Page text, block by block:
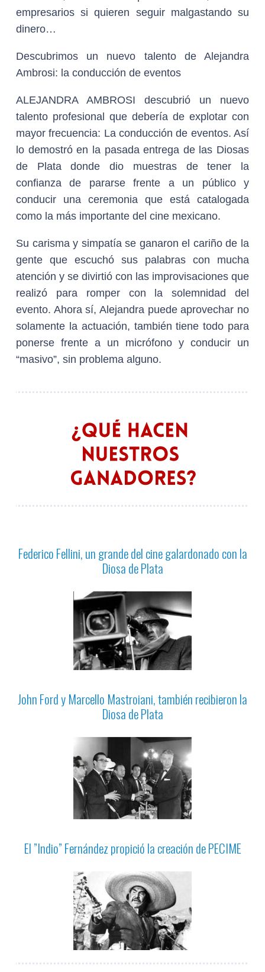
empresarios si quieren seguir malgastando su
dinero…
Descubrimos un nuevo talento de Alejandra
Ambrosi: la conducción de eventos
ALEJANDRA AMBROSI descubrió un nuevo
talento profesional que debería de explotar con
mayor frecuencia: La conducción de eventos. Así
lo demostró en la pasada entrega de las Diosas
de Plata donde dio muestras de tener la
confianza de pararse frente a un público y
conducir una ceremonia que está catalogada
como la más importante del cine mexicano.
Su carisma y simpatía se ganaron el cariño de la
gente que escuchó sus palabras con mucha
atención y se divirtió con las improvisaciones que
realizó para romper con la solemnidad del
evento. Ahora sí, Alejandra puede aprovechar no
solamente la actuación, también tiene todo para
ponerse frente a un micrófono y conducir un
“masivo”, sin problema alguno.
Federico Fellini, un grande del cine galardonado con la
Diosa de Plata
John Ford y Marcello Mastroiani, también recibieron la
Diosa de Plata
El ”Indio” Fernández propició la creación de PECIME